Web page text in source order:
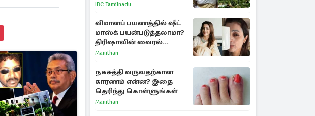
IBC Tamilnadu
விமானப் பயணத்தில் ஷீட்
மாஸ்க் பயன்படுத்தலாமா?
திரிஷாவின் வைரல்
செல்ஃபிக்கு மருத்துவர்
Manithan
நகசுத்தி வருவதற்கான
காரணம் என்ன? இதை
தெரிந்து கொள்ளுங்கள்
Manithan